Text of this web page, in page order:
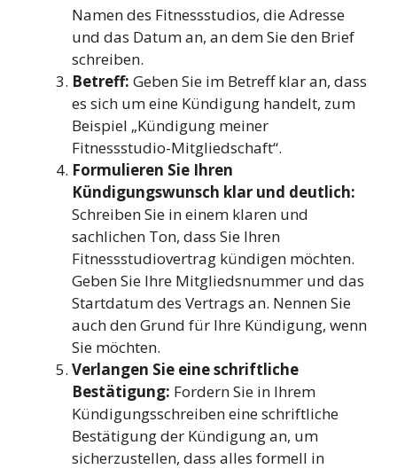
Namen des Fitnessstudios, die Adresse
und das Datum an, an dem Sie den Brief
schreiben.
Betreff: Geben Sie im Betreff klar an, dass
es sich um eine Kündigung handelt, zum
Beispiel „Kündigung meiner
Fitnessstudio-Mitgliedschaft“.
Formulieren Sie Ihren
Kündigungswunsch klar und deutlich:
Schreiben Sie in einem klaren und
sachlichen Ton, dass Sie Ihren
Fitnessstudiovertrag kündigen möchten.
Geben Sie Ihre Mitgliedsnummer und das
Startdatum des Vertrags an. Nennen Sie
auch den Grund für Ihre Kündigung, wenn
Sie möchten.
Verlangen Sie eine schriftliche
Bestätigung: Fordern Sie in Ihrem
Kündigungsschreiben eine schriftliche
Bestätigung der Kündigung an, um
sicherzustellen, dass alles formell in